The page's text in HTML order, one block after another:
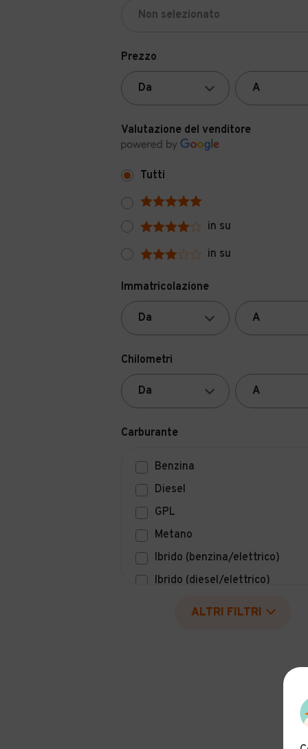
Prezzo
Valutazione del venditore
Tutti
in su
in su
Immatricolazione
Chilometri
Carburante
Benzina
Diesel
GPL
Metano
Ibrido (benzina/elettrico)
Ibrido (diesel/elettrico)
ALTRI FILTRI